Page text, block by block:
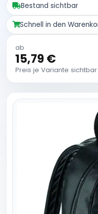
Bestand sichtbar
Schnell in den
ab
15,79 €
Preis je Variante sichtbar